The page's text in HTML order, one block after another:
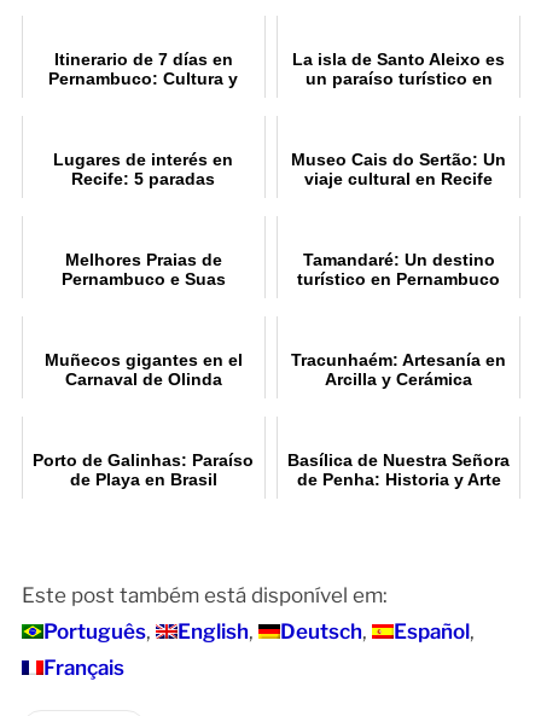
Itinerario de 7 días en
Pernambuco: Cultura y
La isla de Santo Aleixo es
un paraíso turístico en
Lugares de interés en
Recife: 5 paradas
Museo Cais do Sertão: Un
viaje cultural en Recife
Melhores Praias de
Pernambuco e Suas
Tamandaré: Un destino
turístico en Pernambuco
Muñecos gigantes en el
Carnaval de Olinda
Tracunhaém: Artesanía en
Arcilla y Cerámica
Porto de Galinhas: Paraíso
de Playa en Brasil
Basílica de Nuestra Señora
de Penha: Historia y Arte
Este post também está disponível em:
Português
English Deutsch
Español
Français